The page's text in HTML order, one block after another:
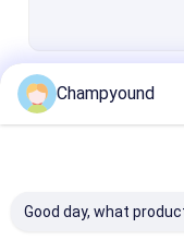
ホーム
ビデオ
Champyound
Good day, what